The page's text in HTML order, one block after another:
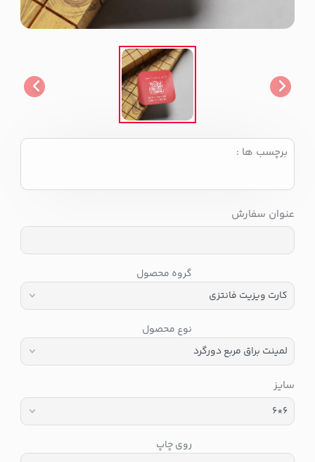
برچسب ها :
عنوان سفارش
گروه محصول
نوع محصول
سایز
روی چاپ